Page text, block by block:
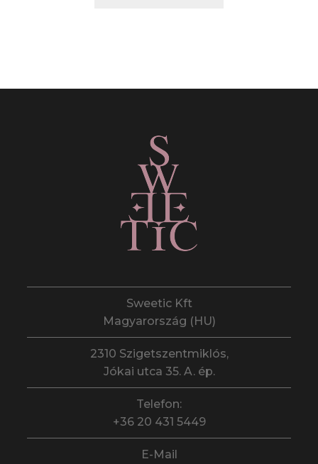
Sweetic Kft
Magyarország (HU)
2310 Szigetszentmiklós,
Jókai utca 35. A. ép.
Telefon:
+36 20 431 5449
E-Mail